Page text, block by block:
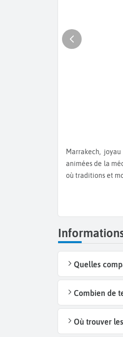
Marrakech, joyau du Maroc, séduit par son atmosphère vibrante et son riche patrimoine. Entre les ruelles
animées de la
où traditions et
Quelles
Combien de
Où trouver